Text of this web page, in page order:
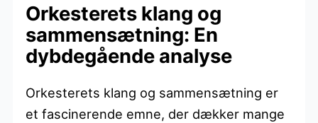
Orkesterets klang og
sammensætning: En
dybdegående analyse
Orkesterets klang og sammensætning er
et fascinerende emne, der dækker mange